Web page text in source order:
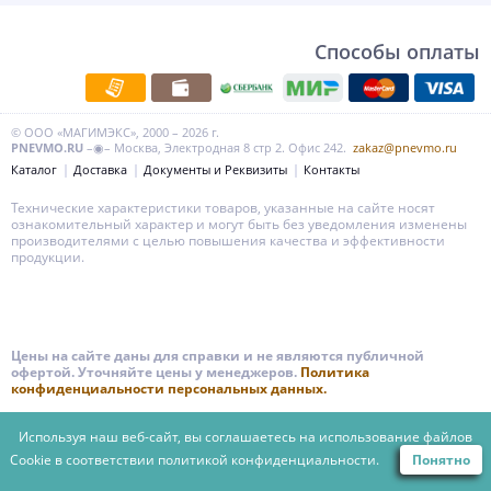
Способы оплаты
© ООО «МАГИМЭКС», 2000 – 2026 г.
PNEVMO.RU –◉– Москва, Электродная 8 стр 2. Офис 242. zakaz@pnevmo.ru
Каталог
Доставка Документы и Реквизиты Контакты
Технические характеристики товаров, указанные на сайте носят
ознакомительный характер и могут быть без уведомления изменены
производителями с целью повышения качества и эффективности
продукции.
Цены на сайте даны для справки и не являются публичной
офертой. Уточняйте цены у менеджеров. Политика
конфиденциальности персональных данных.
Используя наш веб-сайт, вы соглашаетесь на использование файлов
Cookie в соответствии политикой конфиденциальности. Понятно